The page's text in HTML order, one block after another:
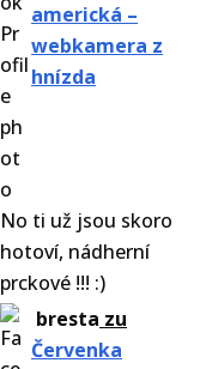
americká –
webkamera z
hnízda
No ti už jsou skoro
hotoví, nádherní
prckové !!! :)
bresta zu
Červenka